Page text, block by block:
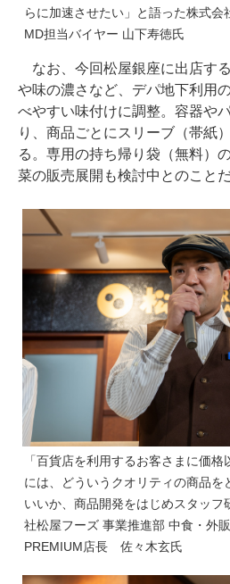
らに加速させたい」と語った株式会
MD担当バイヤー 山下寿徳氏
なお、今回松屋銀座に出店す
や味の濃さなど、デパ地下利用
べやすい味付けに調整。容器や
り、商品ごとにスリーブ（帯紙
る。専用の持ち帰り袋（無料）
菜の販売展開も検討中とのことだ
「百貨店を利用するお客さまに価
には、どういうクオリティの商品を
いいか、商品開発をはじめスタッフ
社松屋フーズ 事業推進部 中食・外
PREMIUM店長 佐々木玄氏